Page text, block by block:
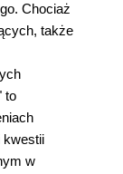
Chociaż
także
to
kwestii
w